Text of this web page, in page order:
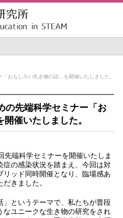
おもしろい生き物の話」を開催いたしました。
の先端科学セミナー「お
催いたしました。
端科学セミナーを開催いたしま
症の感染状況を踏まえ、今回は対
ッド同時開催となり、臨場感あ
きました。
というテーマで、私たちが普段
なユニークな生き物の研究をされ